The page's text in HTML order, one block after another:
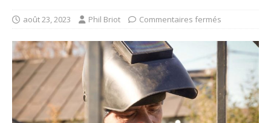
août 23, 2023 Phil Briot Commentaires fermés